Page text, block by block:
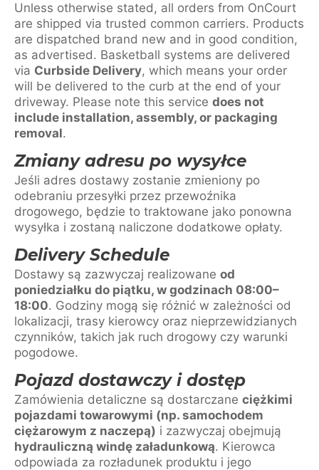
Unless otherwise stated, all orders from OnCourt
are shipped via trusted common carriers. Products
are dispatched brand new and in good condition,
as advertised. Basketball systems are delivered
via Curbside Delivery, which means your order
will be delivered to the curb at the end of your
driveway. Please note this service does not
include installation, assembly, or packaging
removal.
Zmiany adresu po wysyłce
Jeśli adres dostawy zostanie zmieniony po
odebraniu przesyłki przez przewoźnika
drogowego, będzie to traktowane jako ponowna
wysyłka i zostaną naliczone dodatkowe opłaty.
Delivery Schedule
Dostawy są zazwyczaj realizowane od
poniedziałku do piątku, w godzinach 08:00–
18:00. Godziny mogą się różnić w zależności od
lokalizacji, trasy kierowcy oraz nieprzewidzianych
czynników, takich jak ruch drogowy czy warunki
pogodowe.
Pojazd dostawczy i dostęp
Zamówienia detaliczne są dostarczane ciężkimi
pojazdami towarowymi (np. samochodem
ciężarowym z naczepą) i zazwyczaj obejmują
hydrauliczną windę załadunkową. Kierowca
odpowiada za rozładunek produktu i jego